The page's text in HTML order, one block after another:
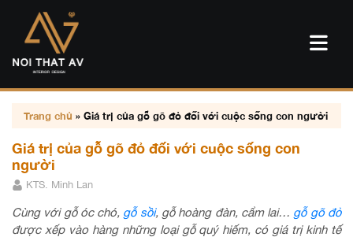
Trang chủ » Giá trị của gỗ gõ đỏ đối với cuộc sống con người
Giá trị của gỗ gõ đỏ đối với cuộc sống con
người
KTS. Minh Lan
Cùng với gỗ óc chó, gỗ sồi, gỗ hoàng đàn, cẩm lai… gỗ gõ đỏ
được xếp vào hàng những loại gỗ quý hiếm, có giá trị kinh tế